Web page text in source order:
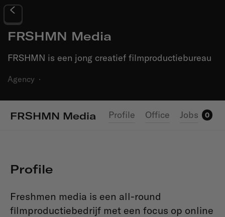
FRSHMN Media
FRSHMN is een jong creatief filmproductiebureau
Agency ·
FRSHMN Media Profile Office Jobs 0
Profile
Freshmen media is een all-round
filmproductiebedrijf met een focus op online